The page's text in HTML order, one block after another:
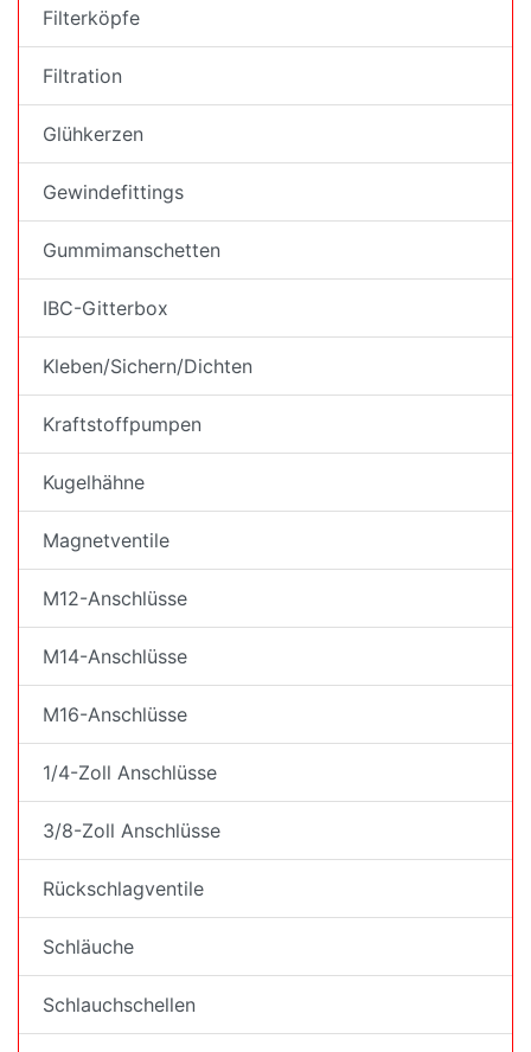
Filterköpfe
Filtration
Glühkerzen
Gewindefittings
Gummimanschetten
IBC-Gitterbox
Kleben/Sichern/Dichten
Kraftstoffpumpen
Kugelhähne
Magnetventile
M12-Anschlüsse
M14-Anschlüsse
M16-Anschlüsse
1/4-Zoll Anschlüsse
3/8-Zoll Anschlüsse
Rückschlagventile
Schläuche
Schlauchschellen